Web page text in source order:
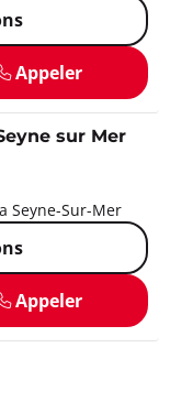
Appeler
sur Mer
Seyne-Sur-Mer
Appeler